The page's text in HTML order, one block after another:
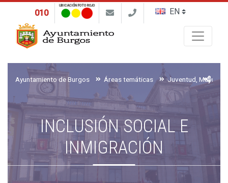
010
UBICACIÓN FOTO ROJO
Ayuntamiento de Burgos Áreas temáticas
INCLUSIÓN SOCIAL E
INMIGRACIÓN